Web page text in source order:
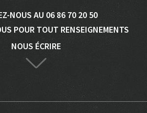
NOUS AU 06 86 70 20 50
POUR TOUT RENSEIGNEMENTS
NOUS ÉCRIRE